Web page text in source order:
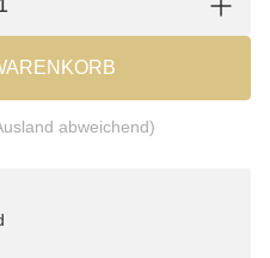
abweichend)